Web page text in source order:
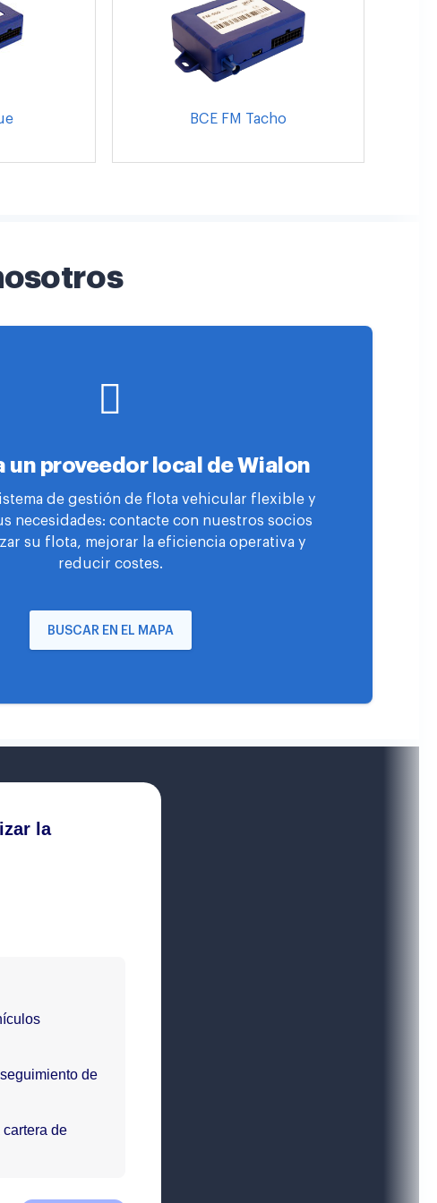
BCE FM Tacho
un proveedor local de Wialon
de gestión de flota vehicular flexible y
necesidades: contacte con nuestros socios
su flota, mejorar la eficiencia operativa y
reducir costes.
BUSCAR EN EL MAPA